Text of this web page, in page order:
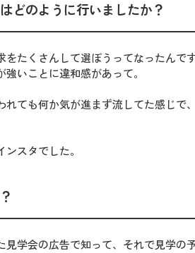
どのように行いましたか？
たくさんして選ぼうってなったんで
いことに違和感があって。
れても何か気が進まず流してた感じで
スタでした。
学会の広告で知って、それで見学の